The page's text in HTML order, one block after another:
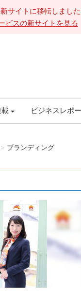
サイトに移転しまし
ビスの新サイトを見る
載 ビジネスレポ
ブランディング